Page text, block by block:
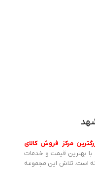
مرکز فروش کالای
با بهترین قیمت و خدمات
است. تلاش این مجموعه